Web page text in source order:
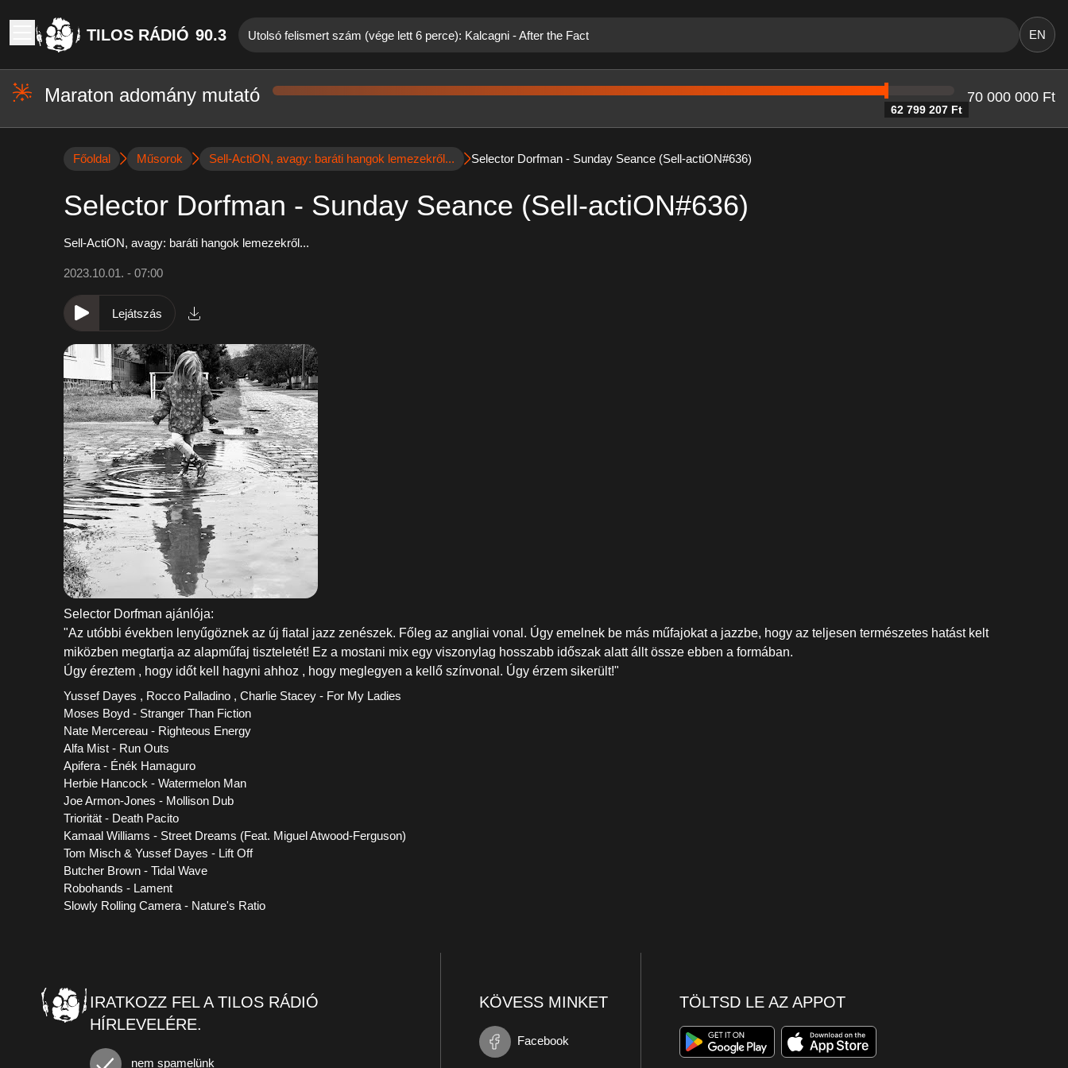
TILOS RÁDIÓ 90.3 Utolsó felismert szám (vége lett 6 perce): Kalcagni - After the Fact EN
Maraton adomány mutató
62 799 207 Ft
70 000 000 Ft
Főoldal Műsorok Sell-ActiON, avagy: baráti hangok lemezekről... Selector Dorfman - Sunday Seance (Sell-actiON#636)
Selector Dorfman - Sunday Seance (Sell-actiON#636)
Sell-ActiON, avagy: baráti hangok lemezekről...
2023.10.01. - 07:00
Lejátszás
Selector Dorfman ajánlója:
"Az utóbbi években lenyűgöznek az új fiatal jazz zenészek. Főleg az angliai vonal. Úgy emelnek be más műfajokat a jazzbe, hogy az teljesen természetes hatást kelt
miközben megtartja az alapműfaj tiszteletét! Ez a mostani mix egy viszonylag hosszabb időszak alatt állt össze ebben a formában.
Úgy éreztem , hogy időt kell hagyni ahhoz , hogy meglegyen a kellő színvonal. Úgy érzem sikerült!"
Yussef Dayes , Rocco Palladino , Charlie Stacey - For My Ladies
Moses Boyd - Stranger Than Fiction
Nate Mercereau - Righteous Energy
Alfa Mist - Run Outs
Apifera - Énék Hamaguro
Herbie Hancock - Watermelon Man
Joe Armon-Jones - Mollison Dub
Triorität - Death Pacito
Kamaal Williams - Street Dreams (Feat. Miguel Atwood-Ferguson)
Tom Misch & Yussef Dayes - Lift Off
Butcher Brown - Tidal Wave
Robohands - Lament
Slowly Rolling Camera - Nature's Ratio
IRATKOZZ FEL A TILOS RÁDIÓ
HÍRLEVELÉRE.
nem spamelünk
KÖVESS MINKET
Facebook
TÖLTSD LE AZ APPOT